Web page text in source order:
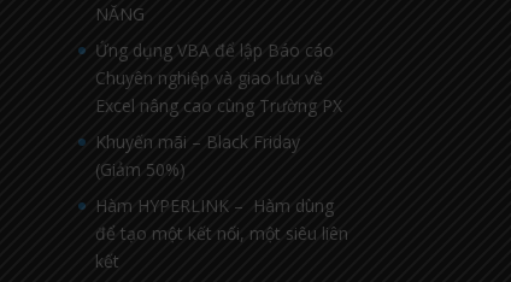
NĂNG
Ứng dụng VBA để lập Báo cáo
Chuyên nghiệp và giao lưu về
Excel nâng cao cùng Trường PX
Khuyến mãi – Black Friday
(Giảm 50%)
Hàm HYPERLINK – Hàm dùng
để tạo một kết nối, một siêu liên
kết